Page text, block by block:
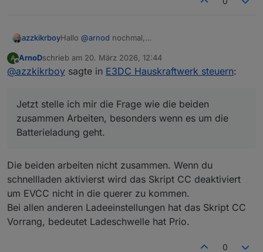
azzkikrboyHallo @arnod nochmal,
genau mit EVCC funktioniert.
Seit kurzem wird ja nun endlich die WB
Ich habe in der Konfiguration den Pfad zum EVCC
Adapter eingestellt und den 1. LP (also die WB)
aktiviert. Das scheint auch soweit zu funktionieren.
Ich sehe in den LOGs wenn ich z.B. das Auto
Jetzt stelle ich mir die Frage wie die beiden
zusammen Arbeiten, besonders wenn es um die
die sich ja dynamisch ändern, je nach Einstellung,
oder die Konfiguration im EVCC (roter Kreis), die ja
statisch ist ?
A
Offline
ArnoDschrieb am 20. März 2026, 12:44
zuletzt editiert von
@azzkikrboy sagte in E3DC Hauskraftwerk steuern:
Jetzt stelle ich mir die Frage wie die beiden
zusammen Arbeiten, besonders wenn es um die
Batterieladung geht.
Die beiden arbeiten nicht zusammen. Wenn du
schnellladen aktivierst wird das Skript CC deaktiviert
um EVCC nicht in die querer zu kommen.
Bei allen anderen Ladeeinstellungen hat das Skript CC
Vorrang, bedeutet Ladeschwelle hat Prio.
0